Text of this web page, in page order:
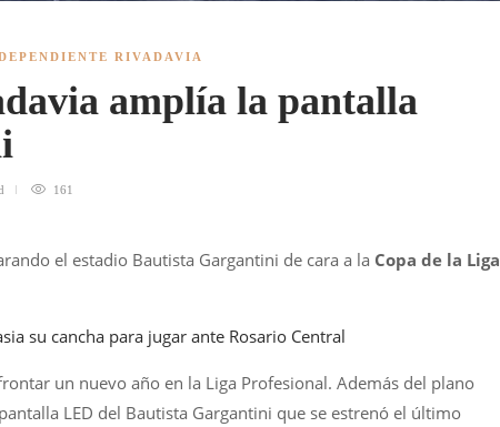
RIVADAVIA
amplía la pantalla
161
el estadio Bautista Gargantini de cara a la Copa de la Liga
su cancha para jugar ante Rosario Central
un nuevo año en la Liga Profesional. Además del plano
LED del Bautista Gargantini que se estrenó el último